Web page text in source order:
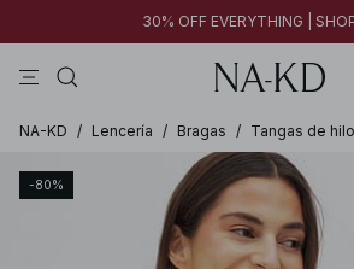
30% OFF EVERYTHING |
NA-KD / Lencería / Bragas / Tangas de hilo
-80%